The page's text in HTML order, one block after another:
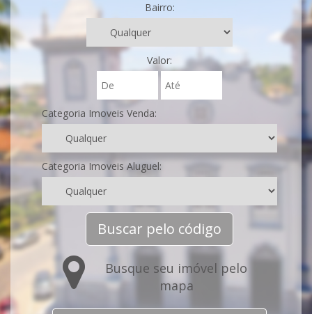
Bairro:
Valor:
Categoria Imoveis Venda:
Categoria Imoveis Aluguel:
Buscar pelo código
Busque seu imóvel pelo
mapa